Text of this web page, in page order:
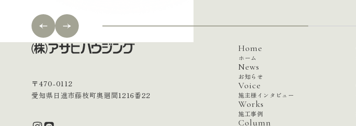
〒470-0112
愛知県日進市藤枝町奥廻間1216番22
Home
ホーム
News
お知らせ
Voice
施主様インタビュー
Works
施工事例
Column